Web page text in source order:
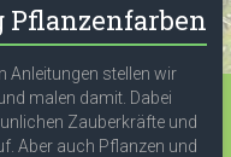
Pflanzenfarben
Anleitungen stellen wir
malen damit. Dabei
Zauberkräfte und
Aber auch Pflanzen und